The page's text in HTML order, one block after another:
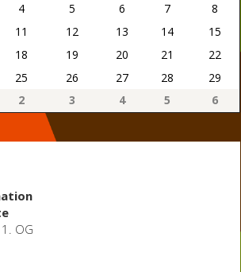
4 5 6 7
8
11 12 13 14
15
18 19 20 21
22
25 26 27 28
29
2 3 4 5 6
OG